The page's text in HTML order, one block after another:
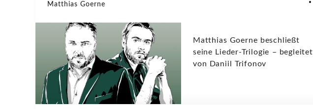
Matthias Goerne
Matthias Goerne beschließt
seine Lieder-Trilogie – begleitet
von Daniil Trifonov